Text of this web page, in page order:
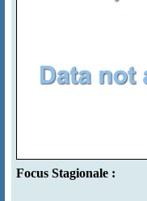
Focus Stagionale :